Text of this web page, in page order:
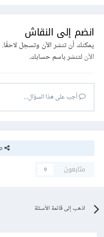
انضم إلى النقاش
يمكنك أن تنشر الآن وتسجل
الآنلتنشر باسم حسابك.
أجب على هذا السؤال...
متابعون
0
اذهب إلى قائمة الأسئلة